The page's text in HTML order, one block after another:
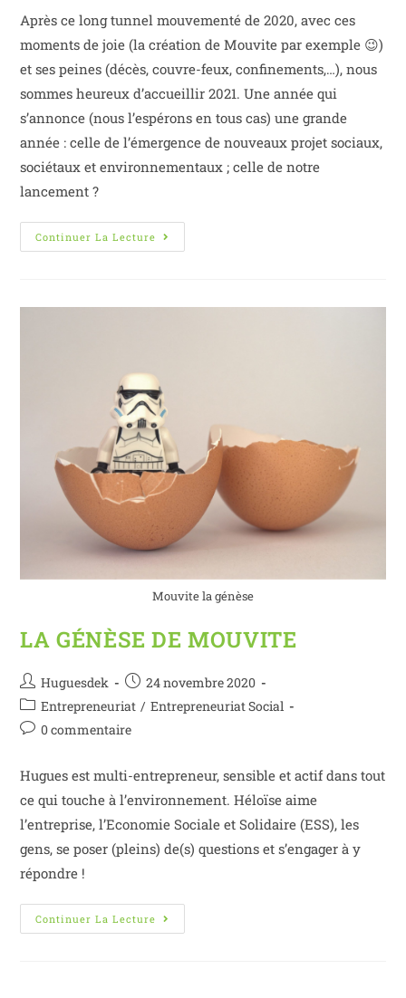
Après ce long tunnel mouvementé de 2020, avec ces
moments de joie (la création de Mouvite par exemple 😉)
et ses peines (décès, couvre-feux, confinements,…), nous
sommes heureux d’accueillir 2021. Une année qui
s’annonce (nous l’espérons en tous cas) une grande
année : celle de l’émergence de nouveaux projet sociaux,
sociétaux et environnementaux ; celle de notre
lancement ?
Continuer La Lecture
Mouvite la génèse
LA GÉNÈSE DE MOUVITE
Huguesdek
24 novembre 2020
Entrepreneuriat / Entrepreneuriat Social
0 commentaire
Hugues est multi-entrepreneur, sensible et actif dans tout
ce qui touche à l’environnement. Héloïse aime
l’entreprise, l’Economie Sociale et Solidaire (ESS), les
gens, se poser (pleins) de(s) questions et s’engager à y
répondre !
Continuer La Lecture